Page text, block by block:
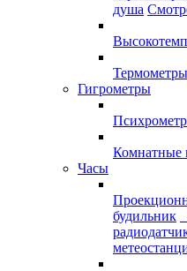
душа
Гигрометры
Комнатные
Часы
будильник